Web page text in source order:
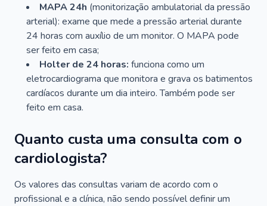
MAPA 24h (monitorização ambulatorial da pressão
arterial): exame que mede a pressão arterial durante
24 horas com auxílio de um monitor. O MAPA pode
ser feito em casa;
Holter de 24 horas: funciona como um
eletrocardiograma que monitora e grava os batimentos
cardíacos durante um dia inteiro. Também pode ser
feito em casa.
Quanto custa uma consulta com o
cardiologista?
Os valores das consultas variam de acordo com o
profissional e a clínica, não sendo possível definir um